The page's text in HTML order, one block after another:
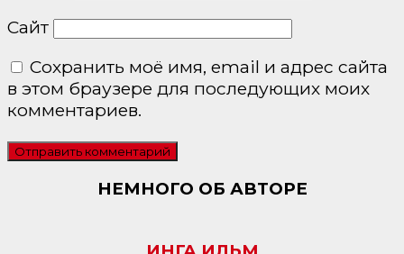
Сайт
Сохранить моё имя, email и адрес сайта
в этом браузере для последующих моих
комментариев.
НЕМНОГО ОБ АВТОРЕ